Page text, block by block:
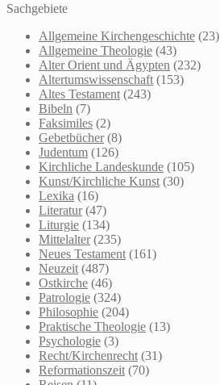
Sachgebiete
Allgemeine Kirchengeschichte (23)
Allgemeine Theologie (43)
Alter Orient und Ägypten (232)
Altertumswissenschaft (153)
Altes Testament (243)
Bibeln (7)
Faksimiles (2)
Gebetbücher (8)
Judentum (126)
Kirchliche Landeskunde (105)
Kunst/Kirchliche Kunst (30)
Lexika (16)
Literatur (47)
Liturgie (134)
Mittelalter (235)
Neues Testament (161)
Neuzeit (487)
Ostkirche (46)
Patrologie (324)
Philosophie (204)
Praktische Theologie (13)
Psychologie (3)
Recht/Kirchenrecht (31)
Reformationszeit (70)